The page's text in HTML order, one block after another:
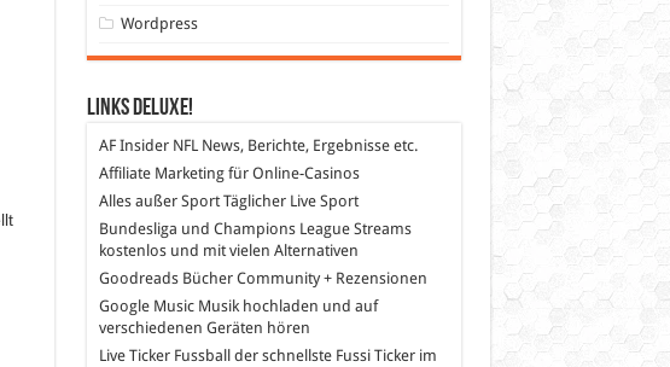
Wordpress
Links DeLuXe!
AF InsiderNFL News, Berichte, Ergebnisse etc.
Affiliate Marketingfür Online-Casinos
Alles außer SportTäglicher Live Sport
Bundesliga und Champions League Streams
kostenlos und mit vielen Alternativen
GoodreadsBücher Community + Rezensionen
Google MusicMusik hochladen und auf
verschiedenen Geräten hören
Live Ticker Fussball
der schnellste Fussi Ticker im